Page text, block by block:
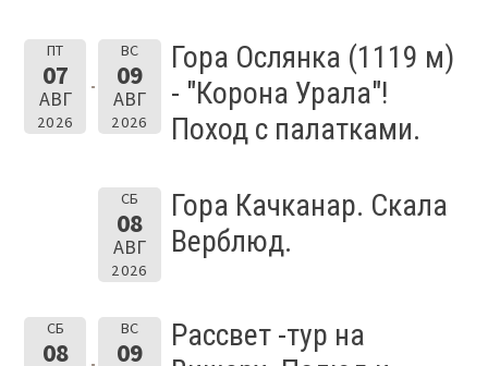
ПТ
07
АВГ
2026
ВС
09
АВГ
2026
Гора Ослянка (1119 м)
- "Корона Урала"!
Поход с палатками.
СБ
08
АВГ
2026
Гора Качканар. Скала
Верблюд.
СБ
08
ВС
09
Рассвет -тур на